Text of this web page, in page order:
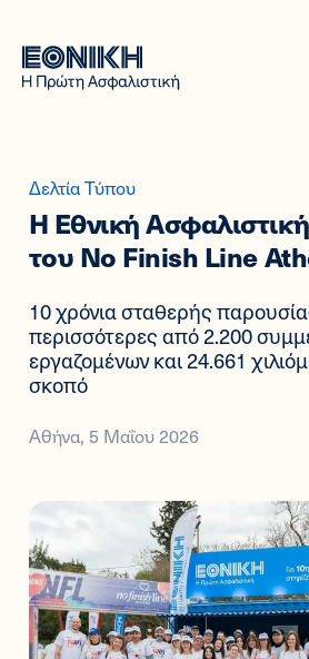
Δελτία Τύπου
Η Εθνική
του No Finish Line
10 χρόνια σταθερής
περισσότερες από 2.200
εργαζομένων και 24.661
σκοπό
Αθήνα, 5 Μαΐου 2026